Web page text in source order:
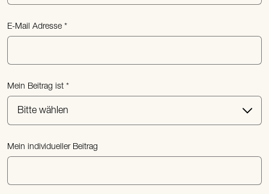
E-Mail Adresse
Mein Beitrag ist
Mein individueller Beitrag